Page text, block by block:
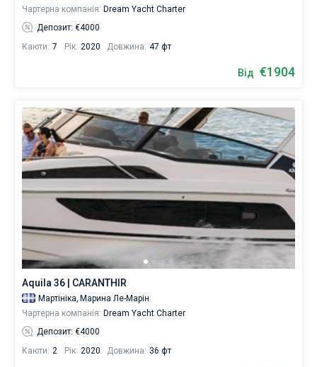
Чартерна компанія: Dream Yacht Charter
Депозит: €4000
Каюти: 7 Рік: 2020 Довжина: 47 фт
Від €1904
Aquila 36 | CARANTHIR
Мартініка, Марина Ле-Марін
Чартерна компанія: Dream Yacht Charter
Депозит: €4000
Каюти: 2 Рік: 2020 Довжина: 36 фт